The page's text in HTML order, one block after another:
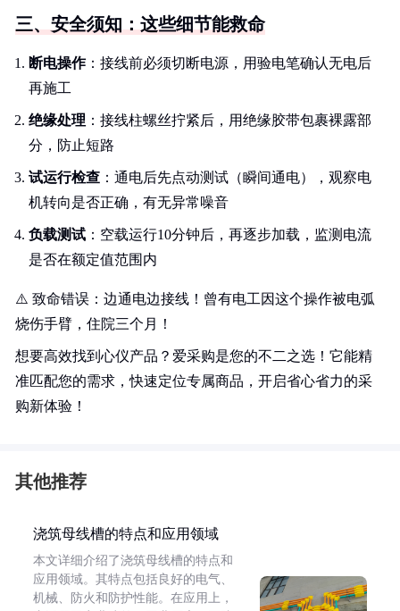
三、安全须知：这些细节能救命
断电操作：接线前必须切断电源，用验电笔确认无电后
再施工
绝缘处理 ：接线柱螺丝拧紧后，用绝缘胶带包裹裸露部
分，防止短路
试运行检查 ：通电后先点动测试（瞬间通电），观察电
机转向是否正确，有无异常噪音
负载测试 ：空载运行10分钟后，再逐步加载，监测电流
是否在额定值范围内
⚠️ 致命错误：边通电边接线！曾有电工因这个操作被电弧
烧伤手臂，住院三个月！
想要高效找到心仪产品？爱采购是您的不二之选！它能精
准匹配您的需求，快速定位专属商品，开启省心省力的采
购新体验！
其他推荐
浇筑母线槽的特点和应用领域
本文详细介绍了浇筑母线槽的特点和
应用领域。其特点包括良好的电气、
机械、防火和防护性能。在应用上，